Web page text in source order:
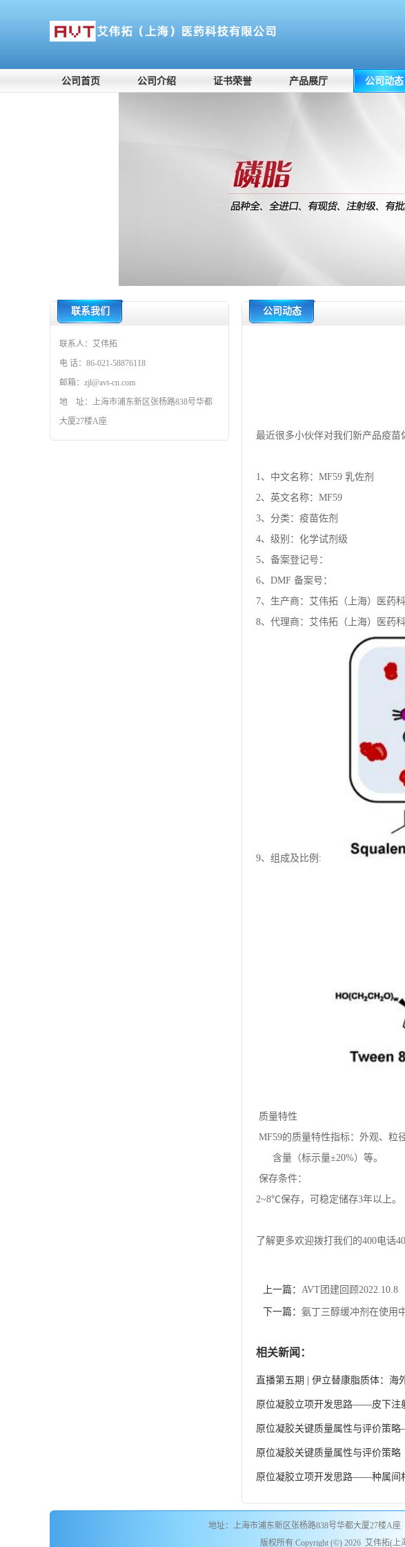
公司首页 公司介绍 证书荣誉 产品展厅 公司动态
联系我们
联系人：艾伟拓
电 话：86-021-58876118
邮箱：zjl@avt-cn.com
地 址：上海市浦东新区张杨路838号华都
大厦27楼A座
公司动态
最近很多小伙伴对我们新产品疫苗
1、中文名称：MF59 乳佐剂
2、英文名称：MF59
3、分类：疫苗佐剂
4、级别：化学试剂级
5、备案登记号：
6、DMF 备案号：
7、生产商：艾伟拓（上海）医药
8、代理商：艾伟拓（上海）医药
9、组成及比例:
质量特性
MF59的质量特性指标：外观、粒
含量（标示量±20%）等。
保存条件：
2~8℃保存，可稳定储存3年以上。
了解更多欢迎拨打我们的400电话
上一篇： AVT团建回顾2022.10.8
下一篇： 氨丁三醇缓冲剂在使用
相关新闻：
直播第五期 | 伊立替康脂质体：海
原位凝胶立项开发思路——皮下注
原位凝胶关键质量属性与评价策
原位凝胶关键质量属性与评价策略
原位凝胶立项开发思路——种属间
地址：上海市浦东新区张杨路838号华都大厦27楼A座
版权所有 Copyright (©) 2026 艾伟拓(上